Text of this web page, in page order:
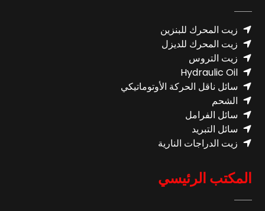
زيت المحرك للبنزين
زيت المحرك للديزل
زيت التروس
Hydraulic Oil
سائل ناقل الحركة الأوتوماتيكي
الشحم
سائل الفرامل
سائل التبريد
زيت الدراجات النارية
المكتب الرئيسي